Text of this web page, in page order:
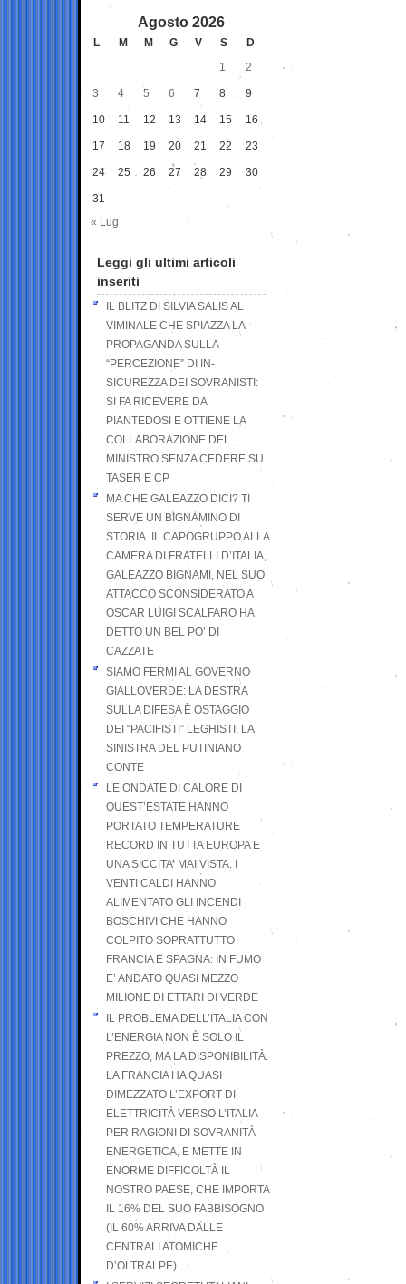
Agosto 2026
L M M G V S
D
1
2
3 4 5 6 7 8 9
10 11 12 13 14 15 16
17 18 19 20 21 22 23
24 25 26 27 28 29 30
31
« Lug
Leggi gli ultimi articoli
inseriti
IL BLITZ DI SILVIA SALIS AL
VIMINALE CHE SPIAZZA LA
PROPAGANDA SULLA
“PERCEZIONE” DI IN-
SICUREZZA DEI SOVRANISTI:
SI FA RICEVERE DA
PIANTEDOSI E OTTIENE LA
COLLABORAZIONE DEL
MINISTRO SENZA CEDERE SU
TASER E CP
MA CHE GALEAZZO DICI? TI
SERVE UN BIGNAMINO DI
STORIA. IL CAPOGRUPPO ALLA
CAMERA DI FRATELLI D’ITALIA,
GALEAZZO BIGNAMI, NEL SUO
ATTACCO SCONSIDERATO A
OSCAR LUIGI SCALFARO HA
DETTO UN BEL PO’ DI
CAZZATE
SIAMO FERMI AL GOVERNO
GIALLOVERDE: LA DESTRA
SULLA DIFESA È OSTAGGIO
DEI “PACIFISTI” LEGHISTI, LA
SINISTRA DEL PUTINIANO
CONTE
LE ONDATE DI CALORE DI
QUEST’ESTATE HANNO
PORTATO TEMPERATURE
RECORD IN TUTTA EUROPA E
UNA SICCITA’ MAI VISTA. I
VENTI CALDI HANNO
ALIMENTATO GLI INCENDI
BOSCHIVI CHE HANNO
COLPITO SOPRATTUTTO
FRANCIA E SPAGNA: IN FUMO
E’ ANDATO QUASI MEZZO
MILIONE DI ETTARI DI VERDE
IL PROBLEMA DELL’ITALIA CON
L’ENERGIA NON È SOLO IL
PREZZO, MA LA DISPONIBILITÀ.
LA FRANCIA HA QUASI
DIMEZZATO L’EXPORT DI
ELETTRICITÀ VERSO L’ITALIA
PER RAGIONI DI SOVRANITÀ
ENERGETICA, E METTE IN
ENORME DIFFICOLTÀ IL
NOSTRO PAESE, CHE IMPORTA
IL 16% DEL SUO FABBISOGNO
(IL 60% ARRIVA DALLE
CENTRALI ATOMICHE
D’OLTRALPE)